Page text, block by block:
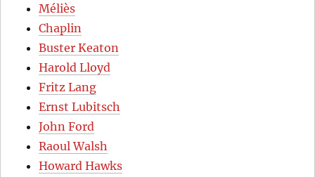
Méliès
Chaplin
Buster Keaton
Harold Lloyd
Fritz Lang
Ernst Lubitsch
John Ford
Raoul Walsh
Howard Hawks